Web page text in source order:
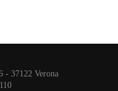
- 37122 Verona